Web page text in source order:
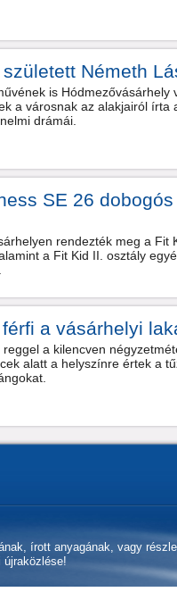
Németh
is Hódmezővásárhely
a városnak az alakjairól írta
drámái.
SE 26
rendezték meg a Fit
a Fit Kid II. osztály
a vásárhelyi
reggel a kilencven
alatt a helyszínre értek a
írott anyagának, vagy
újraközlése!